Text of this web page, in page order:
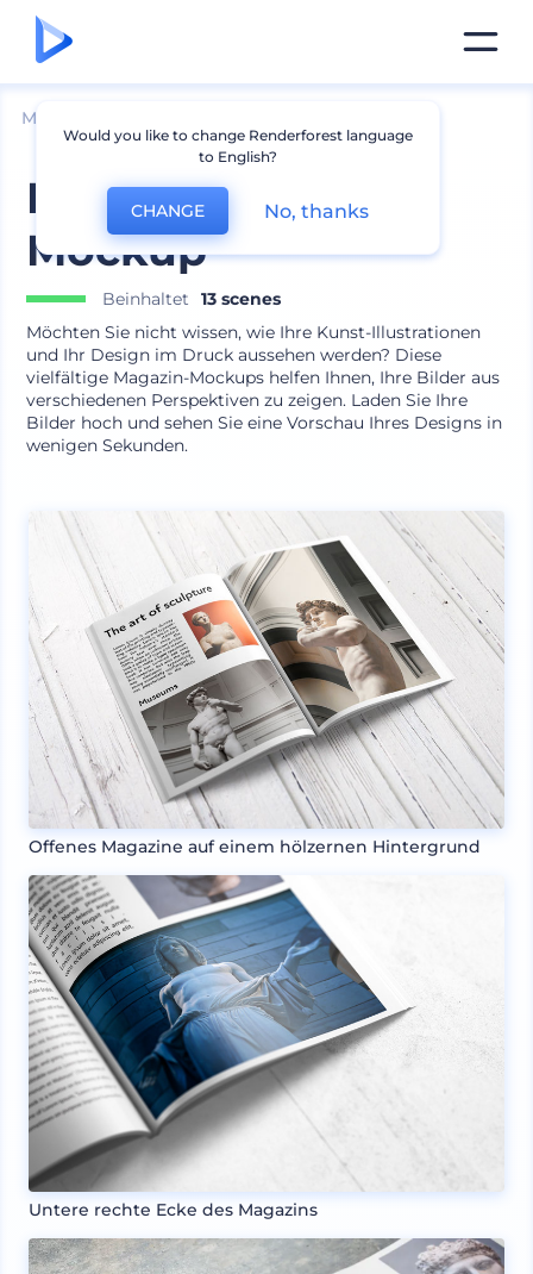
Mockups
Kunstmagazin
Mockup
Beinhaltet
13 scenes
Möchten Sie nicht wissen, wie Ihre Kunst-Illustrationen
und Ihr Design im Druck aussehen werden? Diese
vielfältige Magazin-Mockups helfen Ihnen, Ihre Bilder aus
verschiedenen Perspektiven zu zeigen. Laden Sie Ihre
Bilder hoch und sehen Sie eine Vorschau Ihres Designs in
wenigen Sekunden.
Offenes Magazine auf einem hölzernen Hintergrund
Untere rechte Ecke des Magazins
Would you like to change Renderforest language
to English?
CHANGE No, thanks